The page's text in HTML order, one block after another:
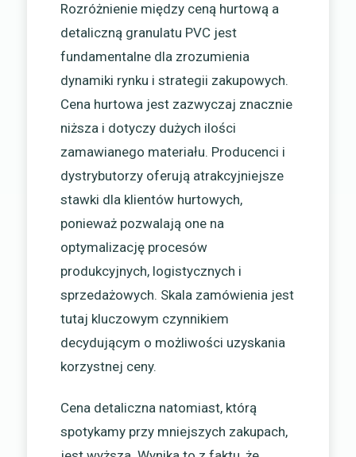
Rozróżnienie między ceną hurtową a
detaliczną granulatu PVC jest
fundamentalne dla zrozumienia
dynamiki rynku i strategii zakupowych.
Cena hurtowa jest zazwyczaj znacznie
niższa i dotyczy dużych ilości
zamawianego materiału. Producenci i
dystrybutorzy oferują atrakcyjniejsze
stawki dla klientów hurtowych,
ponieważ pozwalają one na
optymalizację procesów
produkcyjnych, logistycznych i
sprzedażowych. Skala zamówienia jest
tutaj kluczowym czynnikiem
decydującym o możliwości uzyskania
korzystnej ceny.
Cena detaliczna natomiast, którą
spotykamy przy mniejszych zakupach,